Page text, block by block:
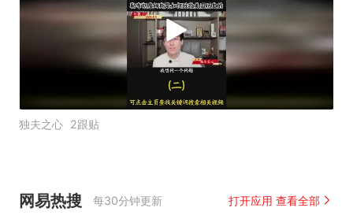
独夫之心 2跟贴
网易热搜 每30分钟更新 打开应用 查看全部